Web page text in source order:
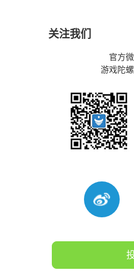
关注我们
官方
游戏陀